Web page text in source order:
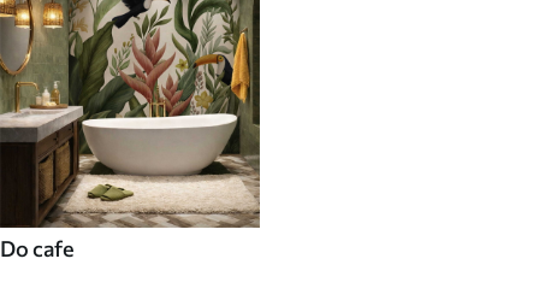
Do cafe